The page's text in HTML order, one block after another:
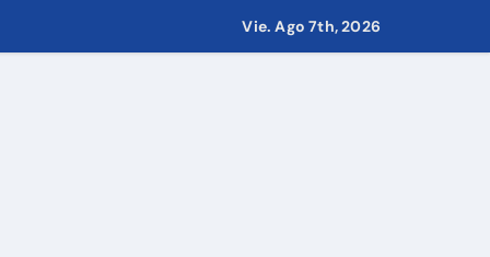
tras los terremotos
Vie. Ago 7th, 2026